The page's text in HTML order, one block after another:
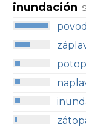
inundación